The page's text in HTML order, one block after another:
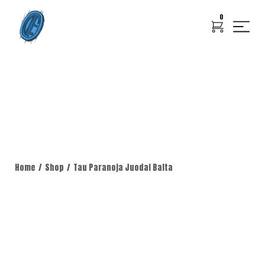
0
Home / Shop / Tau Paranoja Juodai Balta